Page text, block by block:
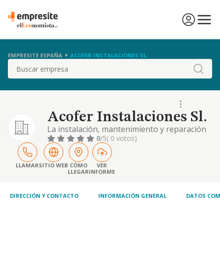
EMPRESITE ESPAÑA ACOFER INSTALACIONES SL.
Buscar
Acofer Instalaciones Sl.
La instalación, mantenimiento y reparación
eléctrica y de sistemas eléctricos y
electrónicos. la instalación de aparatos de
aire acondicionado, climatización y
derivados, así como cualquier otro trabajo
inherente a la colocación de dichos aparatos
posteri
0/5( 0 votos)
LLAMARSITIO WEB CÓMO
LLEGAR
VER
INFORME
DIRECCIÓN Y CONTACTO INFORMACIÓN GENERAL DATOS